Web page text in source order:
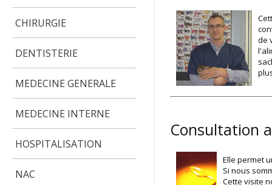
CHIRURGIE
DENTISTERIE
MEDECINE GENERALE
MEDECINE INTERNE
HOSPITALISATION
NAC
de
Consultation
Elle permet
Si nous
Cette visite